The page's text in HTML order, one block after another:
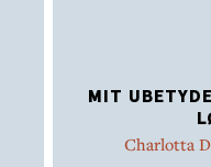
MIT
Charlotta